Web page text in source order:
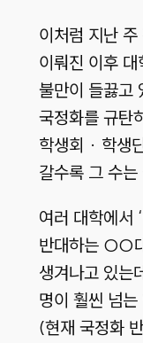
이처럼 지난
이뤄진 이후
불만이 들끓고
국정화를 규탄
학생회 · 학생
갈수록 그 수는
여러 대학에서
반대하는 OO
생겨나고 있는
명이 훨씬 넘
(현재 국정화